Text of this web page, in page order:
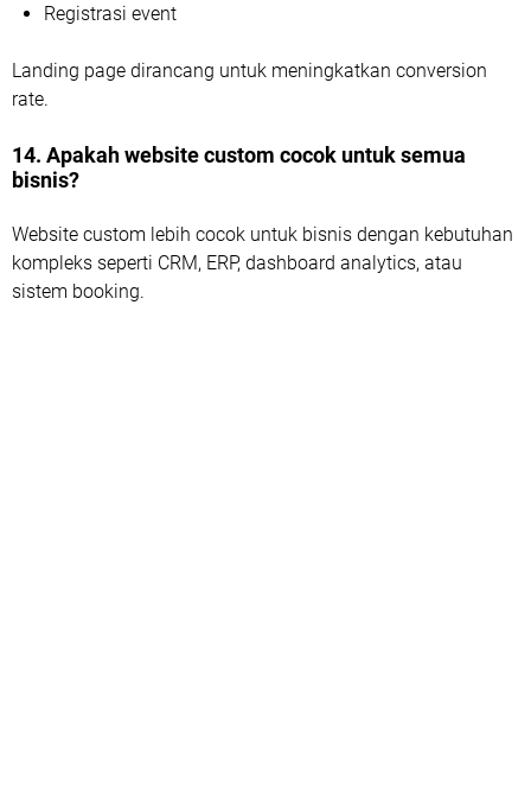
Registrasi event
Landing page dirancang untuk meningkatkan conversion
rate.
14. Apakah website custom cocok untuk semua
bisnis?
Website custom lebih cocok untuk bisnis dengan kebutuhan
kompleks seperti CRM, ERP, dashboard analytics, atau
sistem booking.